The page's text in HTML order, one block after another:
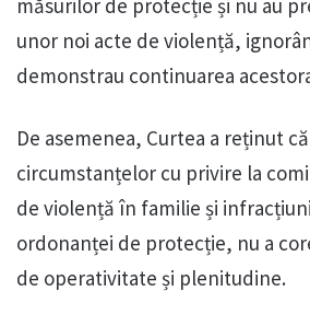
măsurilor de protecție și nu au
unor noi acte de violență,
demonstrau continuarea
De asemenea, Curtea a reținut
circumstanțelor cu privire la
de violență în familie și
ordonanței de protecție, nu a
de operativitate și plenitudine.